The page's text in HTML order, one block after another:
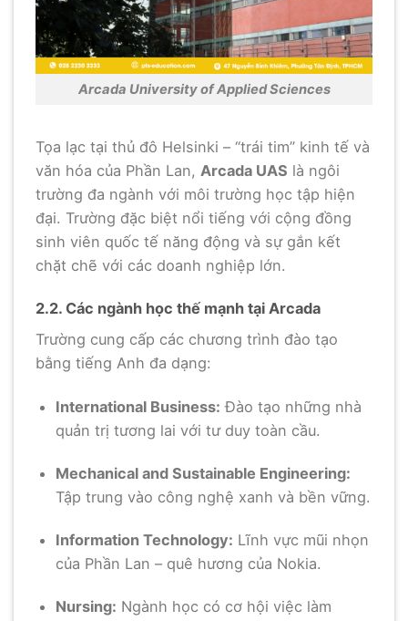
Arcada University of Applied Sciences
Tọa lạc tại thủ đô Helsinki – “trái tim” kinh tế và
văn hóa của Phần Lan,Arcada UAS là ngôi
trường đa ngành với môi trường học tập hiện
đại. Trường đặc biệt nổi tiếng với cộng đồng
sinh viên quốc tế năng động và sự gắn kết
chặt chẽ với các doanh nghiệp lớn.
2.2. Các ngành học thế mạnh tại Arcada
Trường cung cấp các chương trình đào tạo
bằng tiếng Anh đa dạng:
International Business: Đào tạo những nhà
quản trị tương lai với tư duy toàn cầu.
Mechanical and Sustainable Engineering:
Tập trung vào công nghệ xanh và bền vững.
Information Technology: Lĩnh vực mũi nhọn
của Phần Lan – quê hương của Nokia.
Nursing: Ngành học có cơ hội việc làm